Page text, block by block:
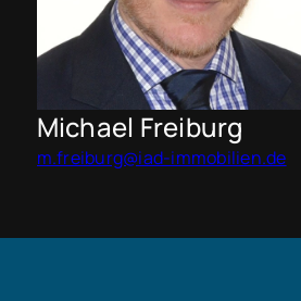
Michael Freiburg
m.freiburg@iad-immobilien.de